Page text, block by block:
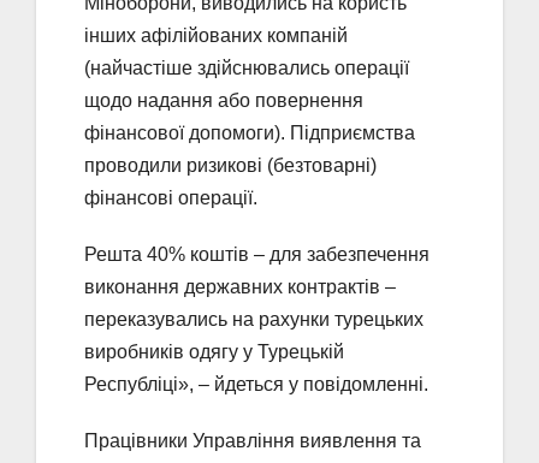
інших афілійованих компаній
(найчастіше здійснювались операції
щодо надання або повернення
фінансової допомоги). Підприємства
проводили ризикові (безтоварні)
фінансові операції.
Решта 40% коштів – для забезпечення
виконання державних контрактів –
переказувались на рахунки турецьких
виробників одягу у Турецькій
Республіці», – йдеться у повідомленні.
Працівники Управління виявлення та